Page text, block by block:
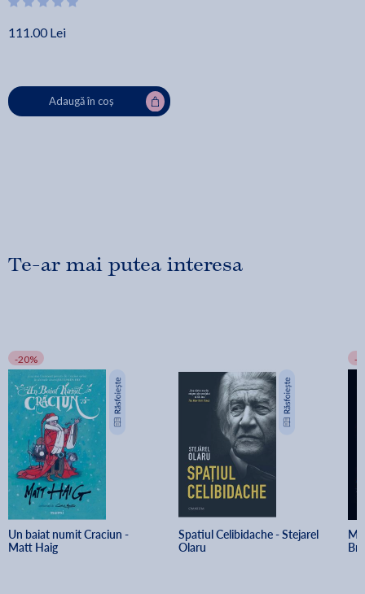
111.00 Lei
Adaugă în coș
Te-ar mai putea interesa
-20%
Un baiat numit Craciun -
Matt Haig
Spatiul Celibidache - Stejarel
Olaru
-